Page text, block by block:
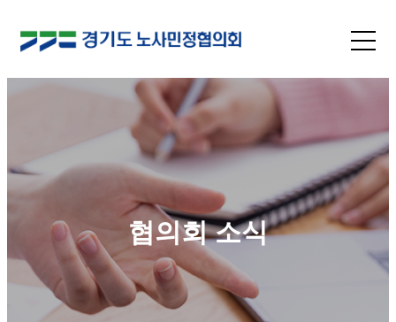
협의회 소식